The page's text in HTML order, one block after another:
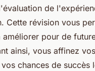
de
Cette révision vous
améliorer pour de
ainsi, vous affinez
chances de succès